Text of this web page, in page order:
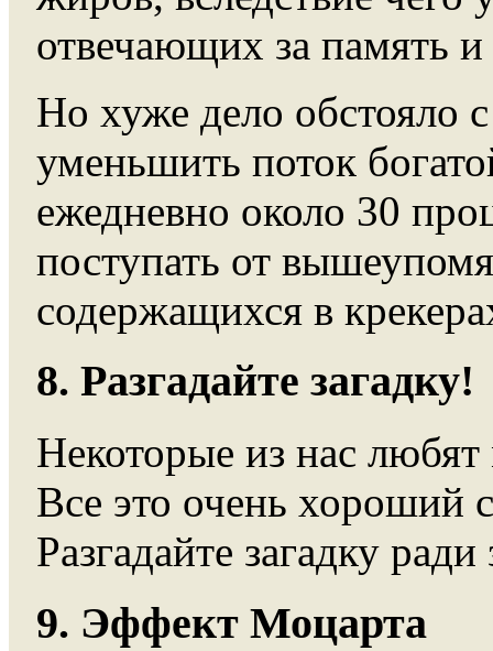
отвечающих за память и
Но хуже дело обстояло
уменьшить поток
ежедневно около 30
поступать от
содержащихся в
8. Разгадайте загадку!
Некоторые из нас любят
Все это очень хороший
Разгадайте загадку
9. Эффект Моцарта